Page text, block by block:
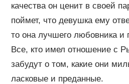
качества он ценит в своей
поймет, что девушка ему
то она лучшего любовника и
Все, кто имел отношение с
забудут о том, какие они
ласковые и преданные.